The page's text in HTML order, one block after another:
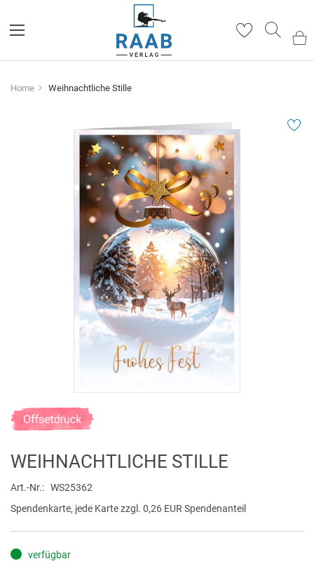
Home Weihnachtliche Stille
Zum
Anfang
Bildergalerie
WEIHNACHTLICHE STILLE
Art.-Nr.
WS25362
Spendenkarte, jede Karte zzgl. 0,26 EUR Spendenanteil
verfügbar